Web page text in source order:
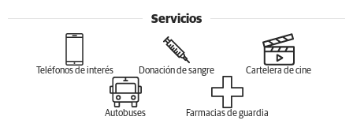
Servicios
Teléfonos de interés Donación de sangre Cartelera de cine
Autobuses Farmacias de guardia